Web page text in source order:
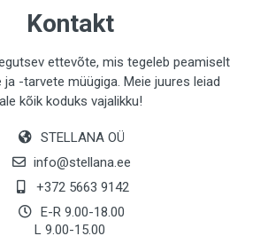
Kontakt
ettevõte, mis tegeleb peamiselt
-tarvete müügiga. Meie juures leiad
kõik koduks vajalikku!
STELLANA OÜ
info@stellana.ee
+372 5663 9142
E-R 9.00-18.00
L 9.00-15.00